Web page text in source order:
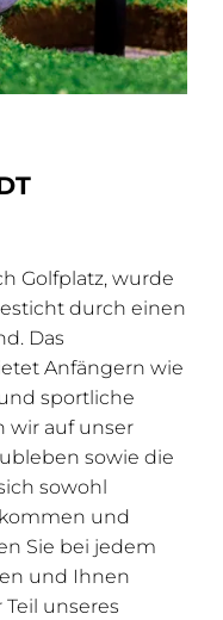
Golfplatz, wurde
durch einen
Das
Anfängern wie
sportliche
wir auf unser
sowie die
sowohl
und
Sie bei jedem
und Ihnen
unseres